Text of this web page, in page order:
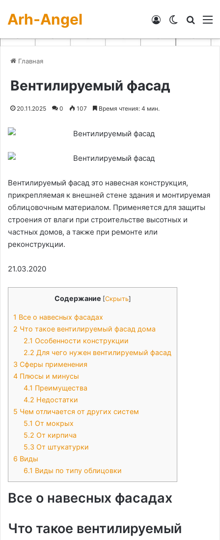
Arh-Angel Switch skin
Войти
Главная
Вентилируемый фасад
20.11.2025 0 107 Время чтения: 4 мин.
Вентилируемый фасад это навесная конструкция,
прикрепляемая к внешней стене здания и монтируемая
облицовочным материалом. Применяется для защиты
строения от влаги при строительстве высотных и
частных домов, а также при ремонте или
реконструкции.
21.03.2020
Содержание [Скрыть]
1 Все о навесных фасадах
2 Что такое вентилируемый фасад дома
2.1 Особенности конструкции
2.2 Для чего нужен вентилируемый фасад
3 Сферы применения
4 Плюсы и минусы
4.1 Преимущества
4.2 Недостатки
5 Чем отличается от других систем
5.1 От мокрых
5.2 От кирпича
5.3 От штукатурки
6 Виды
6.1 Виды по типу облицовки
Все о навесных фасадах
Что такое вентилируемый